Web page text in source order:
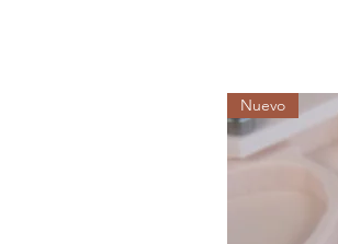
Nuevo